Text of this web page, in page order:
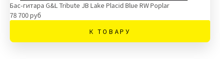
Бас-гитара G&L Tribute JB Lake Placid Blue RW Poplar
78 700 руб
К ТОВАРУ